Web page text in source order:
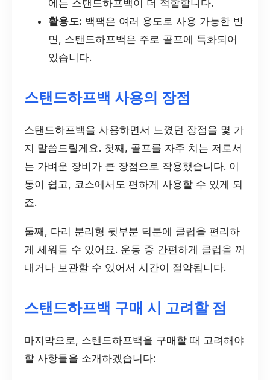
에는 스탠드하프백이 더 적합합니다.
활용도: 백팩은 여러 용도로 사용 가능한 반
면, 스탠드하프백은 주로 골프에 특화되어
있습니다.
스탠드하프백 사용의 장점
스탠드하프백을 사용하면서 느꼈던 장점을 몇 가
지 말씀드릴게요. 첫째, 골프를 자주 치는 저로서
는 가벼운 장비가 큰 장점으로 작용했습니다. 이
동이 쉽고, 코스에서도 편하게 사용할 수 있게 되
죠.
둘째, 다리 분리형 뒷부분 덕분에 클럽을 편리하
게 세워둘 수 있어요. 운동 중 간편하게 클럽을 꺼
내거나 보관할 수 있어서 시간이 절약됩니다.
스탠드하프백 구매 시 고려할 점
마지막으로, 스탠드하프백을 구매할 때 고려해야
할 사항들을 소개하겠습니다: